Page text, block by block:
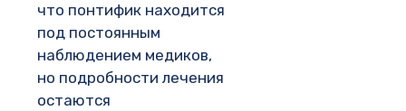
что понтифик находится
под постоянным
наблюдением медиков,
но подробности лечения
остаются